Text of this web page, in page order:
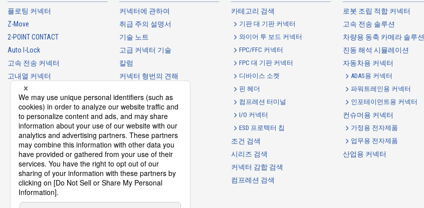
IMSA-9664S-24Y964
FPC / FFC Connectors 9664S
Web 구입 가능
IMSA-9664S-22Y964
플로팅 커넥터
Z-Move
2-POINT CONTACT
Auto I-Lock
고속 전송 커넥터
고내열 커넥터
커넥터에 관하여
취급 주의 설명서
기술 노트
고급 커넥터 기술
칼럼
커넥터 형번의 견해
제품 가이드
커넥터 선택 가이드
카테고리 검색
기판 대 기판 커넥터
와이어 투 보드 커넥터
FPC/FFC 커넥터
FPC 대 기판 커넥터
디바이스 소켓
핀 헤더
컴프레션 터미널
I/O 커넥터
ESD 프로텍터 칩
조건 검색
시리즈 검색
커넥터 감합 검색
컴프레션 검색
로봇 조립 적합 커넥터
고속 전송 솔루션
차량용 동축 카메라 솔루션
진동 해석 시뮬레이션
자동차용 커넥터
ADAS용 커넥터
파워트레인용 커넥터
인포테이먼트용 커넥터
컨슈머용 커넥터
가정용 전자제품
업무용 전자제품
산업용 커넥터